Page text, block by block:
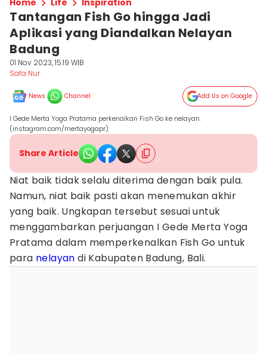
Home Life Inspiration
Tantangan Fish Go hingga Jadi
Aplikasi yang Diandalkan Nelayan
Badung
01 Nov 2023, 15:19 WIB
Safa ‎Nur
News Channel Add Us on Google
I Gede Merta Yoga Pratama perkenalkan Fish Go ke nelayan.
(instagram.com/mertayogapr)
Share Article
Niat baik tidak selalu diterima dengan baik pula.
Namun, niat baik pasti akan menemukan akhir
yang baik. Ungkapan tersebut sesuai untuk
menggambarkan perjuangan I Gede Merta Yoga
Pratama dalam memperkenalkan Fish Go untuk
para nelayan di Kabupaten Badung, Bali.